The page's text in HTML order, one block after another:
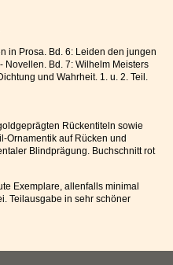
in Prosa. Bd. 6: Leiden den jungen
Novellen. Bd. 7: Wilhelm Meisters
und Wahrheit. 1. u. 2. Teil.
Rückentiteln sowie
Ornamentik auf Rücken und
Blindprägung. Buchschnitt rot
Exemplare, allenfalls minimal
Teilausgabe in sehr schöner